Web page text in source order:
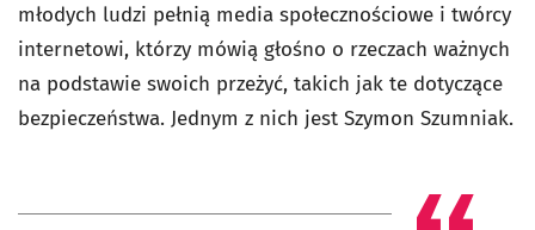
młodych ludzi pełnią media społecznościowe i twórcy
internetowi, którzy mówią głośno o rzeczach ważnych
na podstawie swoich przeżyć, takich jak te dotyczące
bezpieczeństwa. Jednym z nich jest Szymon Szumniak.